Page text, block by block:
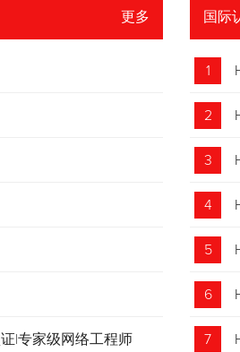
更多
|专家级网络工程师
国际
1
2
3
4
5
6
7